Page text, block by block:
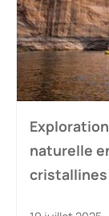
naturelle
cristallines